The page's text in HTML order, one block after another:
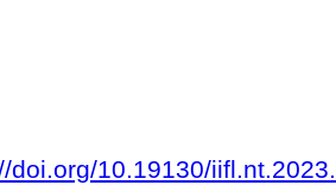
doi.org/10.19130/